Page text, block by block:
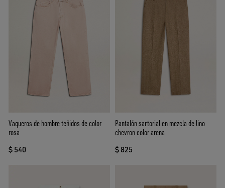
Vaqueros de hombre teñidos de color
rosa
$ 540
Pantalón sartorial en mezcla de lino
chevron color arena
$ 825